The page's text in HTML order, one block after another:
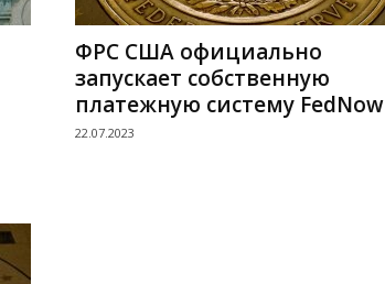
ФРС США официально
запускает собственную
платежную систему FedNow
22.07.2023